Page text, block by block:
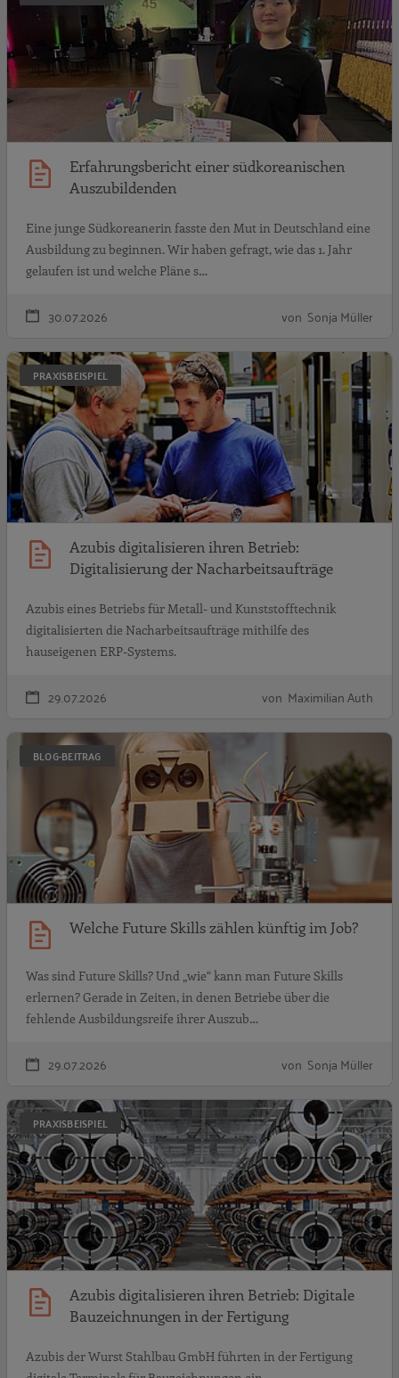
Erfahrungsbericht einer südkoreanischen
Auszubildenden
Eine junge Südkoreanerin fasste den Mut in Deutschland eine
Ausbildung zu beginnen. Wir haben gefragt, wie das 1. Jahr
gelaufen ist und welche Pläne s…
30.07.2026 von Sonja Müller
PRAXISBEISPIEL
Azubis digitalisieren ihren Betrieb:
Digitalisierung der Nacharbeitsaufträge
Azubis eines Betriebs für Metall- und Kunststofftechnik
digitalisierten die Nacharbeitsaufträge mithilfe des
hauseigenen ERP-Systems.
29.07.2026 von Maximilian Auth
BLOG-BEITRAG
Welche Future Skills zählen künftig im Job?
Was sind Future Skills? Und „wie“ kann man Future Skills
erlernen? Gerade in Zeiten, in denen Betriebe über die
fehlende Ausbildungsreife ihrer Auszub…
29.07.2026 von Sonja Müller
PRAXISBEISPIEL
Azubis digitalisieren ihren Betrieb: Digitale
Bauzeichnungen in der Fertigung
Azubis der Wurst Stahlbau GmbH führten in der Fertigung